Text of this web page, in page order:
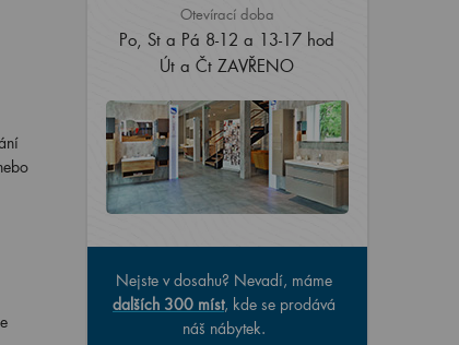
Otevírací doba
Po, St a Pá 8-12 a 13-17 hod
Út a Čt ZAVŘENO
Nejste v dosahu? Nevadí, máme
dalších 300 míst, kde se prodává
náš nábytek.